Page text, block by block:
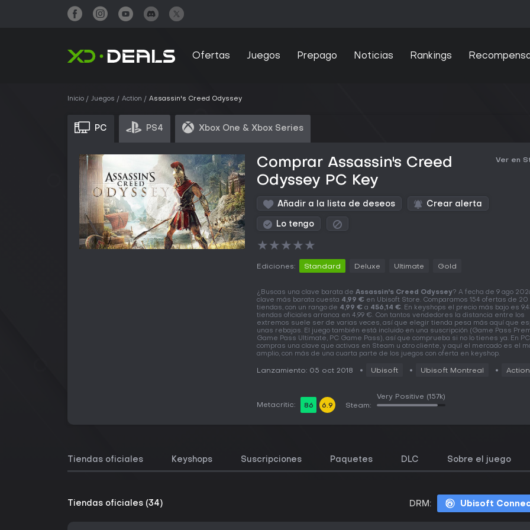
Ofertas Juegos Prepago Noticias Rankings
Inicio Juegos Action Assassin's Creed Odyssey
PC PS4 Xbox One & Xbox Series
Comprar Assassin's Creed
Odyssey PC Key
Ver en
Añadir a la lista de deseos Crear alerta
Lo tengo
★★★★★
Ediciones: Standard Deluxe Ultimate Gold
¿Buscas una clave barata de Assassin's Creed Odyssey? A fecha de 9 ago
clave más barata cuesta 4,99 € en Ubisoft Store. Comparamos 154 ofertas de 20
tiendas, con un rango de 4,99 € a 456,14 €. En keyshops el precio más bajo es
tiendas oficiales arranca en 4,99 €. Con tantos vendedores la distancia entre los
extremos suele ser de varias veces, así que elegir tienda pesa más aquí que
unas rebajas. El juego también está incluido en una suscripción (Game Pass
Game Pass Ultimate, PC Game Pass), así que comprueba si no lo tienes ya. En PC
compras una clave que activas en Steam u otro cliente, y aquí el mercado es el
amplio, con más de una cuarta parte de los juegos con oferta en keyshop.
Lanzamiento: 05 oct 2018 Ubisoft Ubisoft Montreal Action
Metacritic: 86 6.9 Steam:
Very Positive (157k)
Tiendas oficiales Keyshops Suscripciones Paquetes DLC Sobre el juego
Tiendas oficiales (34) DRM: Ubisoft